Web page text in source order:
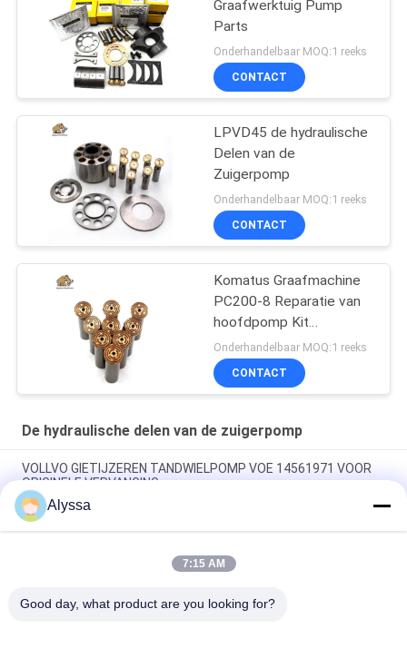
Graafwerktuig Pump
Parts
Onderhandelbaar MOQ:1 reeks
CONTACT
LPVD45 de hydraulische
Delen van de
Zuigerpomp
Onderhandelbaar MOQ:1 reeks
CONTACT
Komatus Graafmachine
PC200-8 Reparatie van
hoofdpomp Kit
Hydraulische pomp
Onderdeel zuigerpomp
Onderhoud reparatie
Onderhandelbaar MOQ:1 reeks
CONTACT
De hydraulische delen van de zuigerpomp
VOLLVO GIETIJZEREN TANDWIELPOMP VOE 14561971 VOOR
ORIGINELE VERVANGING
VOLLVO GIETIJZEREN TANDWIELPOMP VOE 14537295 VOOR
ORIGINELE VERVANGING
VOLLVO GEGEERPOMP VOE 14782798 voor de oorspronkelijke
Alyssa
7:15 AM
Good day, what product are you looking for?